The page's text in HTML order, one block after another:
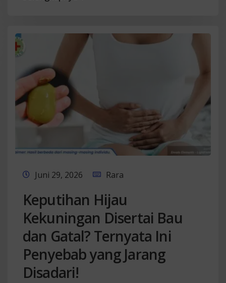
Juni 29, 2026 Rara
Keputihan Hijau
Kekuningan Disertai Bau
dan Gatal? Ternyata Ini
Penyebab yang Jarang
Disadari!